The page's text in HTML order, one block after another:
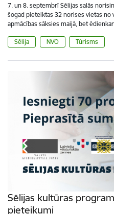
7. un 8. septembrī Sēlijas salās
šogad pieteiktas 32 norises vietas no
apmācības sāksies maijā, bet
Sēlija NVO Tūrisms
Sēlijas kultūras
pieteikumi